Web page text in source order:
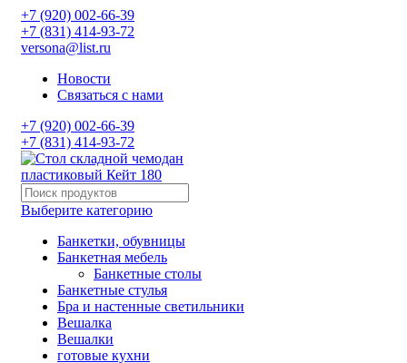
+7 (920) 002-66-39
+7 (831) 414-93-72
versona@list.ru
Новости
Связаться с нами
+7 (920) 002-66-39
+7 (831) 414-93-72
Выберите категорию
Банкетки, обувницы
Банкетная мебель
Банкетные столы
Банкетные стулья
Бра и настенные светильники
Вешалка
Вешалки
готовые кухни